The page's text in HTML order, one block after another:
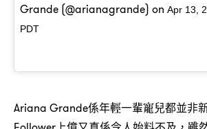
Grande (@arianagrande) on Apr 13,
PDT
Ariana Grande係年輕一輩寵兒都並非